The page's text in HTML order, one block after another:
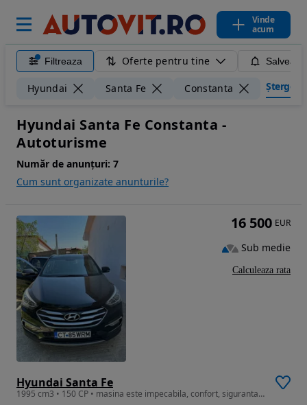
Vinde
acum
Filtreaza Oferte pentru tine
Hyundai Santa Fe Constanta Șterge
Hyundai Santa Fe Constanta -
Autoturisme
Număr de anunțuri: 7
Cum sunt organizate anunturile?
Hyundai Santa Fe
1995 cm3 • 150 CP • masina este impecabila, confort, siguranta, consum...etc
16 500 EUR
Sub medie
Calculeaza rata